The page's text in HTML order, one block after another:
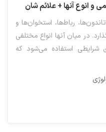
و انوع آنها + علائم شان
رباط‌ها، استخوان‌ها و
در میان آنها انواع مختلفی
شرایطی استفاده می‌شود که